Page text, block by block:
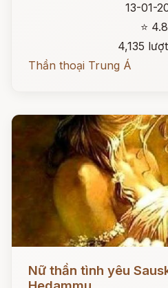
13-01-
⭐ 4.8
4,135
Thần thoại Trung Á
Nữ thần tình yêu